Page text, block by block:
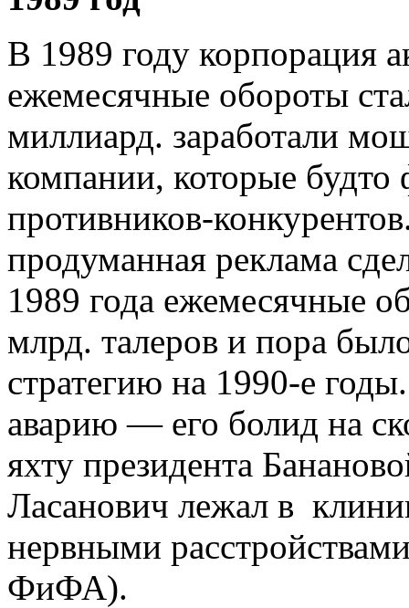
В 1989 году корпорация
ежемесячные обороты
миллиард. заработали
компании, которые будто
противников-
продуманная реклама
1989 года ежемесячные
млрд. талеров и пора
стратегию на 1990-е
аварию — его болид на
яхту президента
Ласанович лежал в
нервными
ФиФА).